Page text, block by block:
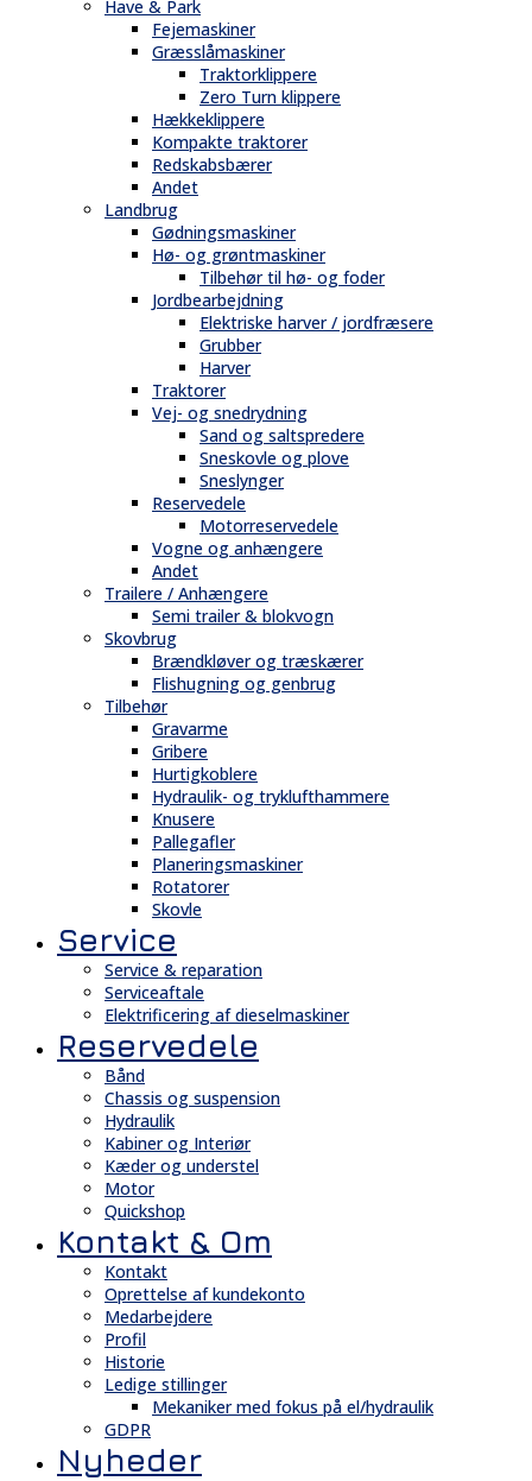
Have & Park
Fejemaskiner
Græsslåmaskiner
Traktorklippere
Zero Turn klippere
Hækkeklippere
Kompakte traktorer
Redskabsbærer
Andet
Landbrug
Gødningsmaskiner
Hø- og grøntmaskiner
Tilbehør til hø- og foder
Jordbearbejdning
Elektriske harver / jordfræsere
Grubber
Harver
Traktorer
Vej- og snedrydning
Sand og saltspredere
Sneskovle og plove
Sneslynger
Reservedele
Motorreservedele
Vogne og anhængere
Andet
Trailere / Anhængere
Semi trailer & blokvogn
Skovbrug
Brændkløver og træskærer
Flishugning og genbrug
Tilbehør
Gravarme
Gribere
Hurtigkoblere
Hydraulik- og tryklufthammere
Knusere
Pallegafler
Planeringsmaskiner
Rotatorer
Skovle
Service
Service & reparation
Serviceaftale
Elektrificering af dieselmaskiner
Reservedele
Bånd
Chassis og suspension
Hydraulik
Kabiner og Interiør
Kæder og understel
Motor
Quickshop
Kontakt & Om
Kontakt
Oprettelse af kundekonto
Medarbejdere
Profil
Historie
Ledige stillinger
Mekaniker med fokus på el/hydraulik
GDPR
Nyheder